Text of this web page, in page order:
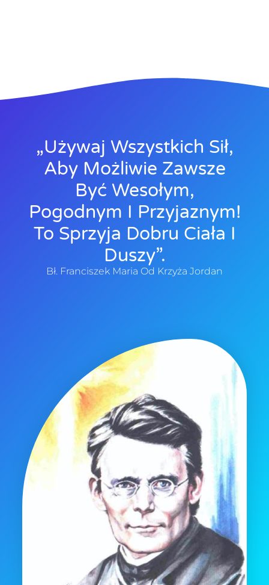
„Używaj Wszystkich Sił,
Aby Możliwie Zawsze
Być Wesołym,
Pogodnym I Przyjaznym!
To Sprzyja Dobru Ciała I
Duszy”.
Bł. Franciszek Maria Od Krzyża Jordan